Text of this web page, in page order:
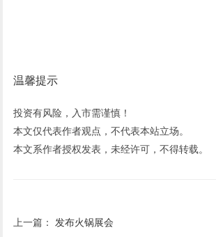
温馨提示
投资有风险，入市需谨慎！
本文仅代表作者观点，不代表本站立场。
本文系作者授权发表，未经许可，不得转载。
上一篇： 发布火锅展会